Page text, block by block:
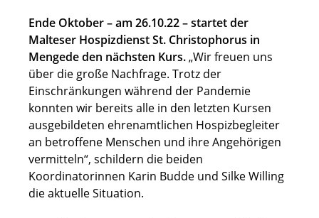
Ende Oktober – am 26.10.22 – startet der
Malteser Hospizdienst St. Christophorus in
Mengede den nächsten Kurs.„Wir freuen uns
über die große Nachfrage. Trotz der
Einschränkungen während der Pandemie
konnten wir bereits alle in den letzten Kursen
ausgebildeten ehrenamtlichen Hospizbegleiter
an betroffene Menschen und ihre Angehörigen
vermitteln“, schildern die beiden
Koordinatorinnen Karin Budde und Silke Willing
die aktuelle Situation.